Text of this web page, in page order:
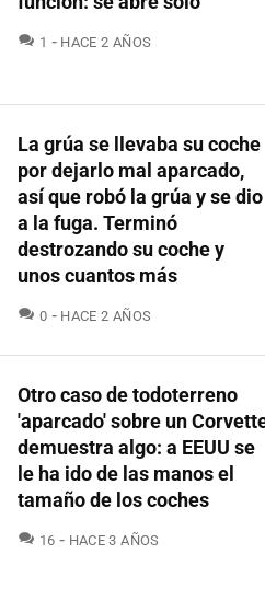
1 COMENTARIOS
HACE 2 AÑOS
La grúa se llevaba su coche
por dejarlo mal aparcado,
así que robó la grúa y se dio
a la fuga. Terminó
destrozando su coche y
unos cuantos más
0 COMENTARIOS
HACE 2 AÑOS
Otro caso de todoterreno
'aparcado' sobre un
demuestra algo: a EEUU se
le ha ido de las manos el
tamaño de los coches
16 COMENTARIOS
HACE 3 AÑOS